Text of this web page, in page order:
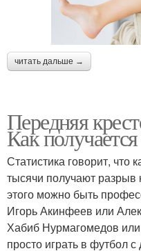
читать дальше →
Передняя
Как
Статистика говорит, что
тысячи получают разрыв
этого можно быть
Игорь Акинфеев или
Хабиб Нурмагомедов
просто играть в футбол